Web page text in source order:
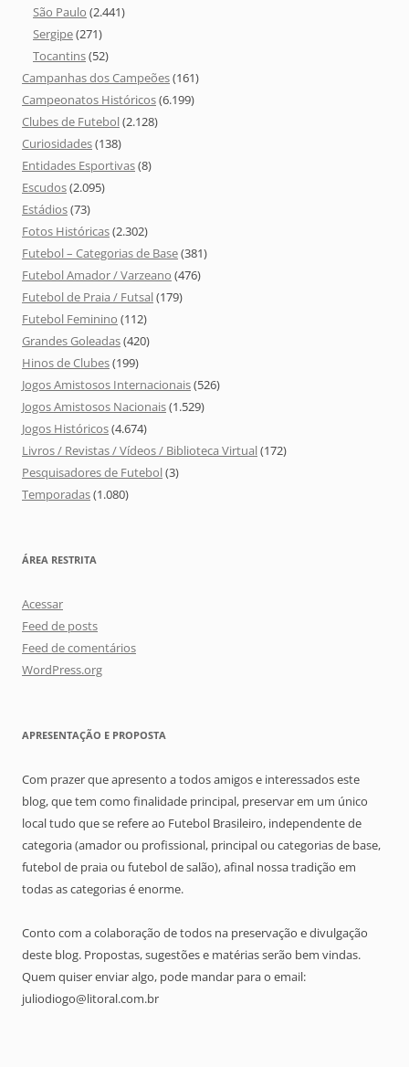
São Paulo (2.441)
Sergipe(271)
Tocantins(52)
Campanhas dos Campeões(161)
Campeonatos Históricos(6.199)
Clubes de Futebol(2.128)
Curiosidades(138)
Entidades Esportivas(8)
Escudos(2.095)
Estádios(73)
Fotos Históricas(2.302)
Futebol – Categorias de Base(381)
Futebol Amador / Varzeano (476)
Futebol de Praia / Futsal(179)
Futebol Feminino (112)
Grandes Goleadas(420)
Hinos de Clubes(199)
Jogos Amistosos Internacionais(526)
Jogos Amistosos Nacionais(1.529)
Jogos Históricos(4.674)
Livros / Revistas / Vídeos / Biblioteca Virtual(172)
Pesquisadores de Futebol(3)
Temporadas(1.080)
ÁREA RESTRITA
Acessar
Feed de posts
Feed de comentários
WordPress.org
APRESENTAÇÃO E PROPOSTA
Com prazer que apresento a todos amigos e interessados este
blog, que tem como finalidade principal, preservar em um único
local tudo que se refere ao Futebol Brasileiro, independente de
categoria (amador ou profissional, principal ou categorias de base,
futebol de praia ou futebol de salão), afinal nossa tradição em
todas as categorias é enorme.
Conto com a colaboração de todos na preservação e divulgação
deste blog. Propostas, sugestões e matérias serão bem vindas.
Quem quiser enviar algo, pode mandar para o email:
juliodiogo@litoral.com.br